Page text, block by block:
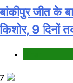
बांकीपुर जीत के
किशोर, 9 दिनों
7